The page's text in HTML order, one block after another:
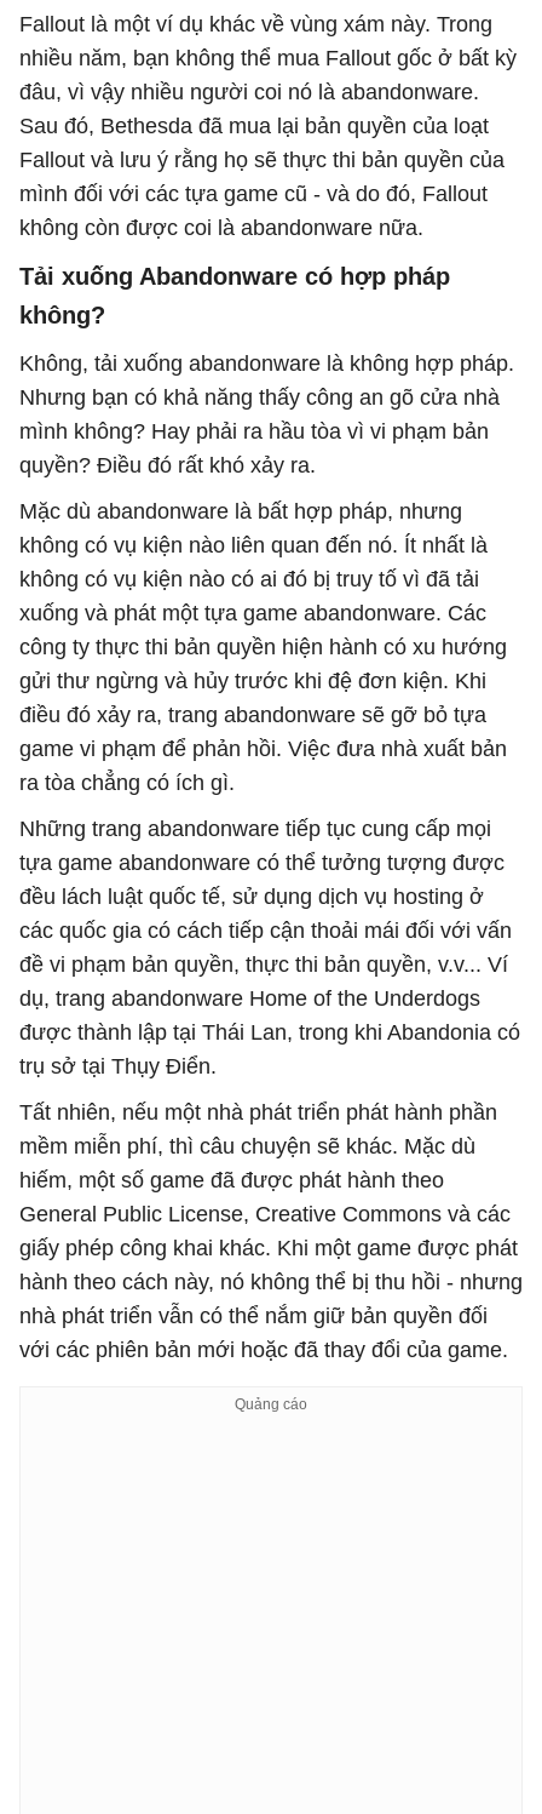
Fallout là một ví dụ khác về vùng xám này. Trong
nhiều năm, bạn không thể mua Fallout gốc ở bất kỳ
đâu, vì vậy nhiều người coi nó là abandonware.
Sau đó, Bethesda đã mua lại bản quyền của loạt
Fallout và lưu ý rằng họ sẽ thực thi bản quyền của
mình đối với các tựa game cũ - và do đó, Fallout
không còn được coi là abandonware nữa.
Tải xuống Abandonware có hợp pháp
không?
Không, tải xuống abandonware là không hợp pháp.
Nhưng bạn có khả năng thấy công an gõ cửa nhà
mình không? Hay phải ra hầu tòa vì vi phạm bản
quyền? Điều đó rất khó xảy ra.
Mặc dù abandonware là bất hợp pháp, nhưng
không có vụ kiện nào liên quan đến nó. Ít nhất là
không có vụ kiện nào có ai đó bị truy tố vì đã tải
xuống và phát một tựa game abandonware. Các
công ty thực thi bản quyền hiện hành có xu hướng
gửi thư ngừng và hủy trước khi đệ đơn kiện. Khi
điều đó xảy ra, trang abandonware sẽ gỡ bỏ tựa
game vi phạm để phản hồi. Việc đưa nhà xuất bản
ra tòa chẳng có ích gì.
Những trang abandonware tiếp tục cung cấp mọi
tựa game abandonware có thể tưởng tượng được
đều lách luật quốc tế, sử dụng dịch vụ hosting ở
các quốc gia có cách tiếp cận thoải mái đối với vấn
đề vi phạm bản quyền, thực thi bản quyền, v.v... Ví
dụ, trang abandonware Home of the Underdogs
được thành lập tại Thái Lan, trong khi Abandonia có
trụ sở tại Thụy Điển.
Tất nhiên, nếu một nhà phát triển phát hành phần
mềm miễn phí, thì câu chuyện sẽ khác. Mặc dù
hiếm, một số game đã được phát hành theo
General Public License, Creative Commons và các
giấy phép công khai khác. Khi một game được phát
hành theo cách này, nó không thể bị thu hồi - nhưng
nhà phát triển vẫn có thể nắm giữ bản quyền đối
với các phiên bản mới hoặc đã thay đổi của game.